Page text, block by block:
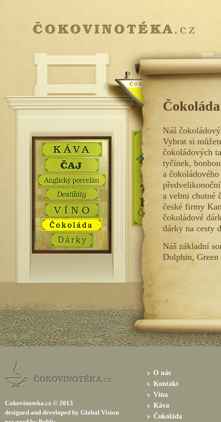
Čokoláda
Náš
Vybrat si
čokoládových
tyčinek,
a
a velmi chutné
české firmy
čokoládové
dárky na cesty
Náš základní
Dolphin,
Cokovinoteka.cz © 2013
designed and developed by Global Vision
O nás
Kontakt
Vína
Káva
Čokoláda